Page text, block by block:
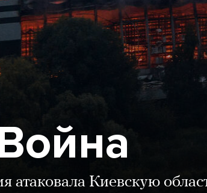
атаковала Киевскую